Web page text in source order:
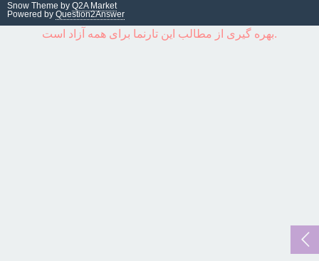
Snow Theme by Q2A Market
Powered by Question2Answer
بهره گیری از مطالب این تارنما برای همه آزاد است.